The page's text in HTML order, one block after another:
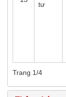
tư
Trang 1/4